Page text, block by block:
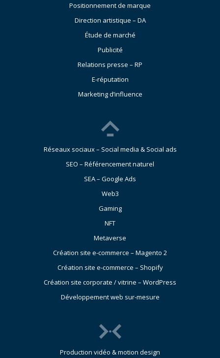
Positionnement de marque
Direction artistique – DA
Étude de marché
Publicité
Relations presse – RP
E-réputation
Marketing d’influence
Réseaux sociaux – Social media & Social ads
SEO – Référencement naturel
SEA – Google Ads
Web3
Gaming
NFT
Metaverse
Création site e-commerce – Magento 2
Création site e-commerce – Shopify
Création site corporate / vitrine – WordPress
Développement web sur-mesure
Production vidéo & motion design